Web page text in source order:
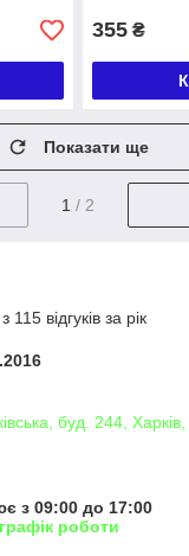
355 ₴
Показати ще
1 / 2
відгуків за рік
буд. 244, Харків,
з 09:00 до 17:00
роботи